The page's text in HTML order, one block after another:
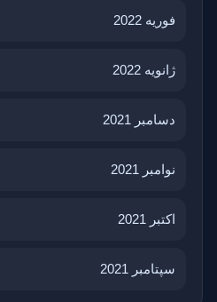
فوریه 2022
ژانویه 2022
دسامبر 2021
نوامبر 2021
اکتبر 2021
سپتامبر 2021